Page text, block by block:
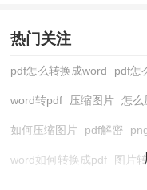
热门关注
pdf怎么转换成word pdf怎
word转pdf 压缩图片 怎么
如何压缩图片 pdf解密
word如何转换成pdf 图片